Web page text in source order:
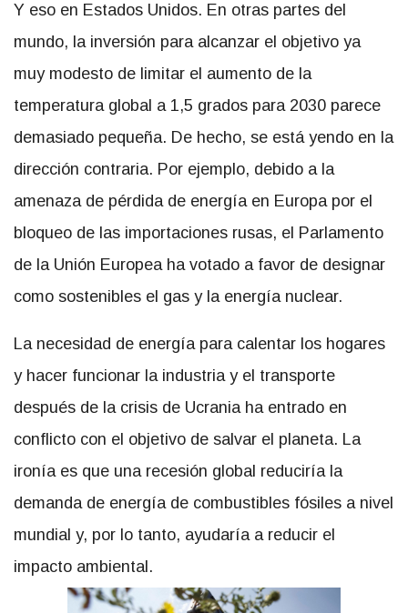
Y eso en Estados Unidos. En otras partes del
mundo, la inversión para alcanzar el objetivo ya
muy modesto de limitar el aumento de la
temperatura global a 1,5 grados para 2030 parece
demasiado pequeña. De hecho, se está yendo en la
dirección contraria. Por ejemplo, debido a la
amenaza de pérdida de energía en Europa por el
bloqueo de las importaciones rusas, el Parlamento
de la Unión Europea ha votado a favor de designar
como sostenibles el gas y la energía nuclear.
La necesidad de energía para calentar los hogares
y hacer funcionar la industria y el transporte
después de la crisis de Ucrania ha entrado en
conflicto con el objetivo de salvar el planeta. La
ironía es que una recesión global reduciría la
demanda de energía de combustibles fósiles a nivel
mundial y, por lo tanto, ayudaría a reducir el
impacto ambiental.